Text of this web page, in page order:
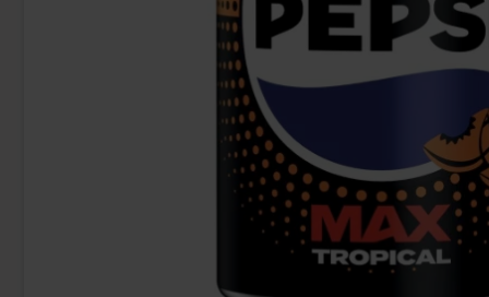
Fanta Grape 355ml x 12st
125.88 kr
Logga in för att handla
Jaffa Zero
Köp